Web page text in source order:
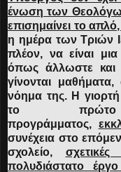
ένωση των
επισημαίνει το
η ημέρα των Τριών
πλέον, να είναι
όπως άλλωστε και
γίνονται
νόημα της. Η
το πρώτο
προγράμματος,
συνέχεια στο
σχολείο,
πολυδιάστατο